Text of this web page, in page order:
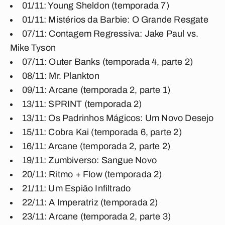
01/11: Young Sheldon (temporada 7)
01/11: Mistérios da Barbie: O Grande Resgate
07/11: Contagem Regressiva: Jake Paul vs.
Mike Tyson
07/11: Outer Banks (temporada 4, parte 2)
08/11: Mr. Plankton
09/11: Arcane (temporada 2, parte 1)
13/11: SPRINT (temporada 2)
13/11: Os Padrinhos Mágicos: Um Novo Desejo
15/11: Cobra Kai (temporada 6, parte 2)
16/11: Arcane (temporada 2, parte 2)
19/11: Zumbiverso: Sangue Novo
20/11: Ritmo + Flow (temporada 2)
21/11: Um Espião Infiltrado
22/11: A Imperatriz (temporada 2)
23/11: Arcane (temporada 2, parte 3)